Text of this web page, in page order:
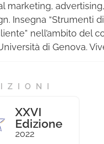
marketing,
Insegna “Strumenti
nell’ambito del
di Genova.
XXVI
Edizione
2022